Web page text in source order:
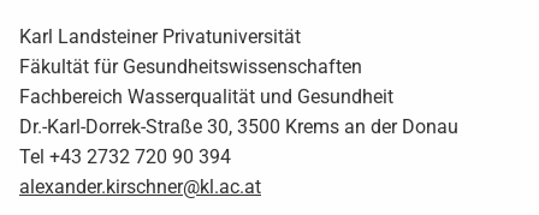
Karl Landsteiner Privatuniversität
Fäkultät für Gesundheitswissenschaften
Fachbereich Wasserqualität und Gesundheit
Dr.-Karl-Dorrek-Straße 30, 3500 Krems an der Donau
Tel +43 2732 720 90 394
alexander.kirschner@kl.ac.at